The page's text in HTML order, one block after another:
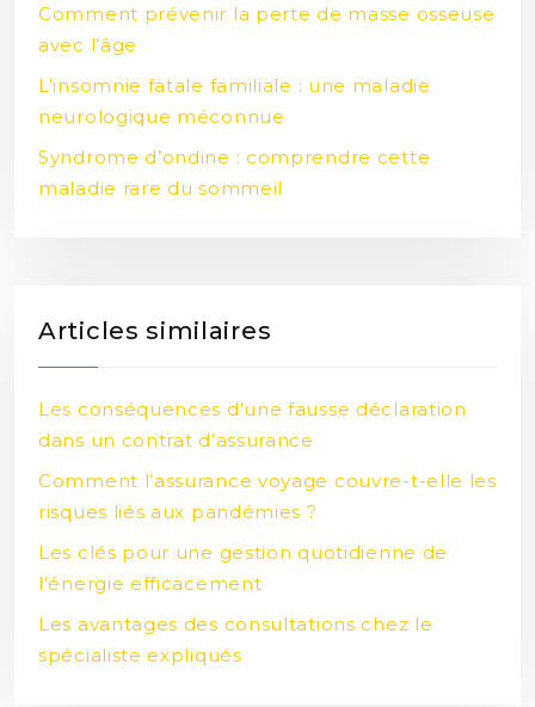
Comment prévenir la perte de masse osseuse
avec l’âge
L’insomnie fatale familiale : une maladie
neurologique méconnue
Syndrome d’ondine : comprendre cette
maladie rare du sommeil
Articles similaires
Les conséquences d’une fausse déclaration
dans un contrat d’assurance
Comment l’assurance voyage couvre-t-elle les
risques liés aux pandémies ?
Les clés pour une gestion quotidienne de
l’énergie efficacement
Les avantages des consultations chez le
spécialiste expliqués